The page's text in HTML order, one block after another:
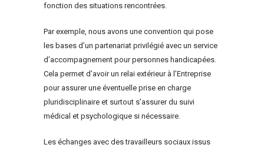
fonction des situations rencontrées.
Par exemple, nous avons une convention qui pose
les bases d’un partenariat privilégié avec un service
d’accompagnement pour personnes handicapées.
Cela permet d’avoir un relai extérieur à l’Entreprise
pour assurer une éventuelle prise en charge
pluridisciplinaire et surtout s’assurer du suivi
médical et psychologique si nécessaire.
Les échanges avec des travailleurs sociaux issus